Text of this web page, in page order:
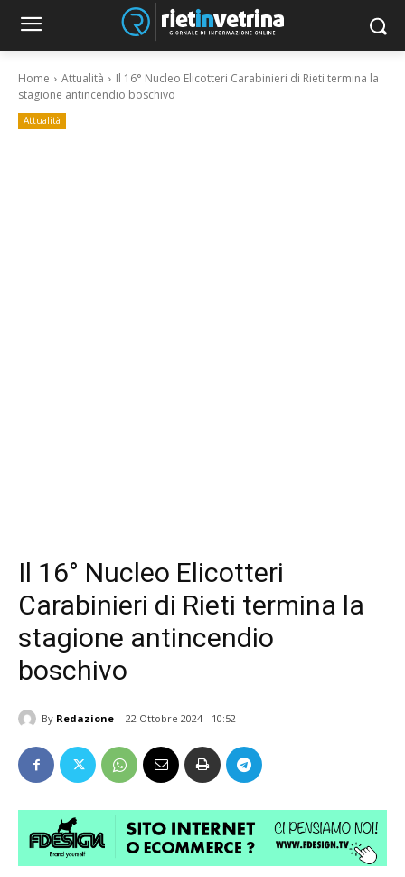
Home Attualità
Il 16° Nucleo Elicotteri Carabinieri di Rieti termina la
stagione antincendio boschivo
Attualità
Il 16° Nucleo Elicotteri
Carabinieri di Rieti termina la
stagione antincendio
boschivo
By Redazione 22 Ottobre 2024 - 10:52